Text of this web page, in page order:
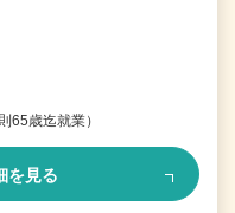
65歳迄就業）
を見る